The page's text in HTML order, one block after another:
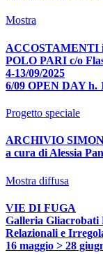
Mostra
ACCOSTAMENTI
POLO PARI c/o
4-13/09/2025
6/09 OPEN DAY h.
Progetto speciale
ARCHIVIO
a cura di Alessia
Mostra diffusa
VIE DI FUGA
Galleria Gliacrobati
Relazionali e
16 maggio > 28